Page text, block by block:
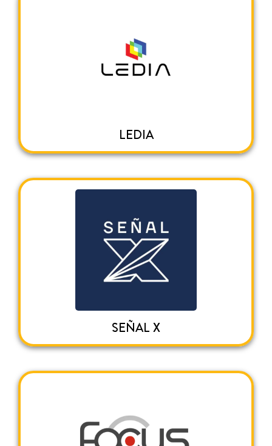
LEDIA
SEÑAL X